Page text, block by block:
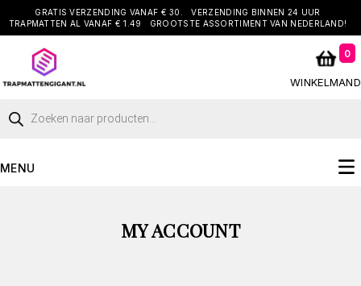
GRATIS VERZENDING VANAF € 30.
VERZENDING BINNEN 24 UUR
TRAPMATTEN AL VANAF € 1.49
GROOTSTE ASSORTIMENT VAN NEDERLAND!
0
WINKELMAND
MENU
MY ACCOUNT